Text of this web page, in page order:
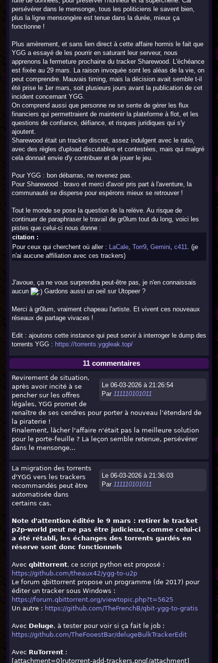
persévérer dans le mensonge, tous les politiciens le savent bien,
plus la ligne mensongère est tenue dans la durée, mieux ça
fonctionne !
Plus amèrement, et sans lien direct à cette affaire hormis le fait que
YGG a essayé de les pourrir en saturant leur serveur, nous
apprenons la fermeture prochaine du tracker Sharewood. L'échéance
est fixée au 29 mars. La raison invoquée sont les aléas de la vie, on
peut comprendre. Mauvais timing, mais la décision avait semble t-il
été prise le 1er mars, soit plusieurs jours avant la publication de cet
incident concernant YGG.
On comprend aussi que personne ne se sente de gérer les flux
financiers qui permettraient de maintenir la plateforme à flot, et les
questions de confiance, défiance, et risques juridiques qui s'y
ajoutent.
Sharewood était un tracker discret, assez indulgent avec le ratio,
avec des règles d'upload discutables et contestées, mais qui malgré
cela donnait envie d'y contribuer et de jouer le jeu.
Pour YGG : bon débarras, ne revenez pas.
Pour Sharewood : bravo et merci d'avoir pris part à l'aventure, la
communauté se disperse pour espérons mieux se retrouver !
Tout le monde se pose la question de la relève. Au risque de
continuer de paraphraser le travail de gr0lum tout du long, voici les
pistes que celui-ci nous donne :
citation :
Pour ceux qui cherchent où aller : LaCale, Torr9, Gemini, c411. (je
n'ai aucune affiliation avec ces trackers)
J'avoue, ça ne vous surprendra peut-être pas, je n'en connaissais
aucun
Gardons aussi un oeil sur Utopeer ?
Merci à gr0lum, vraiment chapeau l'artiste. Et vivent ces nouveaux
réseaux de partage vivaces !
Edit : ajoutons cette instance qui peut servir à interroger le dump des
torrents YGG : https://torrents.yggleak.top/
11 commentaires
Le 06-03-2026 à 21:26:54
Par 111110101011
Revirement de situation,
après avoir incité à se
pencher sur les offres
légales, YGG promet de
renaître de ses cendres pour porter à nouveau l’étendard de
la piraterie !
Finalement, lâcher l'affaire n'était pas la meilleure solution
pour le porte-feuille ? La leçon semble retenue, persévérer
dans le mensonge...
Le 06-03-2026 à 21:36:03
Par 111110101011
La migration des torrents
d'YGG vers les trackers
recommandés peut être
automatisée dans
certains cas.
Note d'attention éditée le 9 mars : retirer le tracket
p2p-world peut ne pas être judicieux, comme celui-ci
a été rétabli, les échanges des torrents gardés en
réserve sont donc fonctionnels
Avec qbittorrent, ce script python est proposé :
https://github.com/theaux42/ygg-to-u2p
Le forum qbittorrent propose un programme (de 2017) pour
éditer un tracker sous Windows :
https://forum.qbittorrent.org/viewtopic.php?t=5625
Un autre : https://github.com/TheFrenchB/qbit-ygg-to-gratis
Avec Deluge, à tester pour voir si ça fait le job :
https://github.com/TheFooestBar/delugeBulkTrackerEdit
Avec RuTorrent :
[attachment=0]rutorrent-add-trackers.png[/attachment]